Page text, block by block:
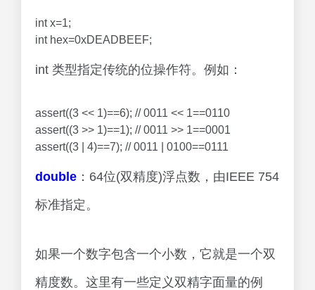
int x=1;
int hex=0xDEADBEEF;
int 类型指定传统的位操作符。例如：
assert((3 << 1)==6); // 0011 << 1==0110
assert((3 >> 1)==1); // 0011 >> 1==0001
assert((3 | 4)==7); // 0011 | 0100==0111
double ：64位(双精度)浮点数，由IEEE 754
标准指定。
如果一个数字包含一个小数，它就是一个双
精度数。这里有一些定义双精字面量的例